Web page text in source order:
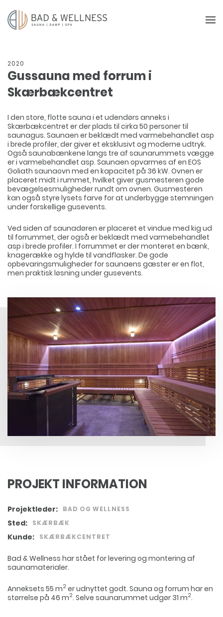
2020
Gussauna med forrum i
Skærbækcentret
I den store, flotte sauna i et udendørs anneks i
Skærbækcentret er der plads til cirka 50 personer til
saunagus. Saunaen er beklædt med varmebehandlet asp
i brede profiler, der giver et eksklusivt og moderne udtryk.
Også saunabænkene langs tre af saunarummets vægge
er i varmebehandlet asp. Saunaen opvarmes af en EOS
Goliath saunaovn med en kapacitet på 36 kW. Ovnen er
placeret midt i rummet, hvilket giver gusmesteren gode
bevægelsesmuligheder rundt om ovnen. Gusmesteren
kan også styre lysets farve for at underbygge stemningen
under forskellige gusevents.
Ved siden af saunadøren er placeret et vindue med kig ud
til forrummet, der også er beklædt med varmebehandlet
asp i brede profiler. I forrummet er der monteret en bænk,
knagerække og hylde til vandflasker. De gode
opbevaringsmuligheder for saunaens gæster er en flot,
men praktisk løsning under gusevents.
PROJEKT INFORMATION
Projektleder: BAD OG WELLNESS
Sted: SKÆRBÆK
Kunde: SKÆRBÆKCENTRET
Bad & Wellness har stået for levering og montering af
saunamaterialer.
Anneksets 55 m2 er udnyttet godt. Sauna og forrum har en
størrelse på 46 m2. Selve saunarummet udgør 31 m2.